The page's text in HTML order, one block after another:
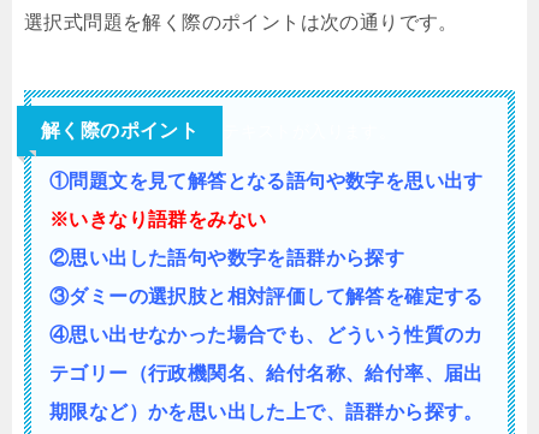
選択式問題を解く際のポイントは次の通りです。
解く際のポイント
①問題文を見て解答となる語句や数字を思い出す
※いきなり語群をみない
②思い出した語句や数字を語群から探す
③ダミーの選択肢と相対評価して解答を確定する
④思い出せなかった場合でも、どういう性質のカ
テゴリー（行政機関名、給付名称、給付率、届出
期限など）かを思い出した上で、語群から探す。